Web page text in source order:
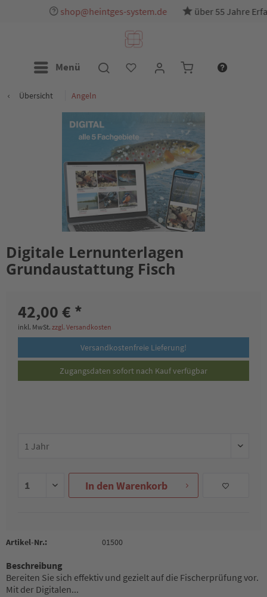
shop@heintges-system.de über 55 Jahre Erfahrung
Menü
Übersicht Angeln
Digitale Lernunterlagen
Grundaustattung Fisch
42,00 € *
inkl. MwSt. zzgl. Versandkosten
Versandkostenfreie Lieferung!
Zugangsdaten sofort nach Kauf verfügbar
In den Warenkorb
Artikel-Nr.: 01500
Beschreibung
Bereiten Sie sich effektiv und gezielt auf die Fischerprüfung vor.
Mit der Digitalen...